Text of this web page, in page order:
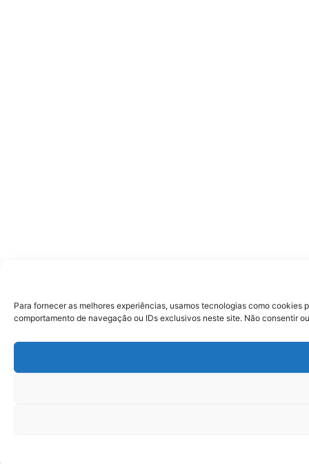
Para fornecer as melhores experiências, usamos tecnologias como
comportamento de navegação ou IDs exclusivos neste site. Não consentir